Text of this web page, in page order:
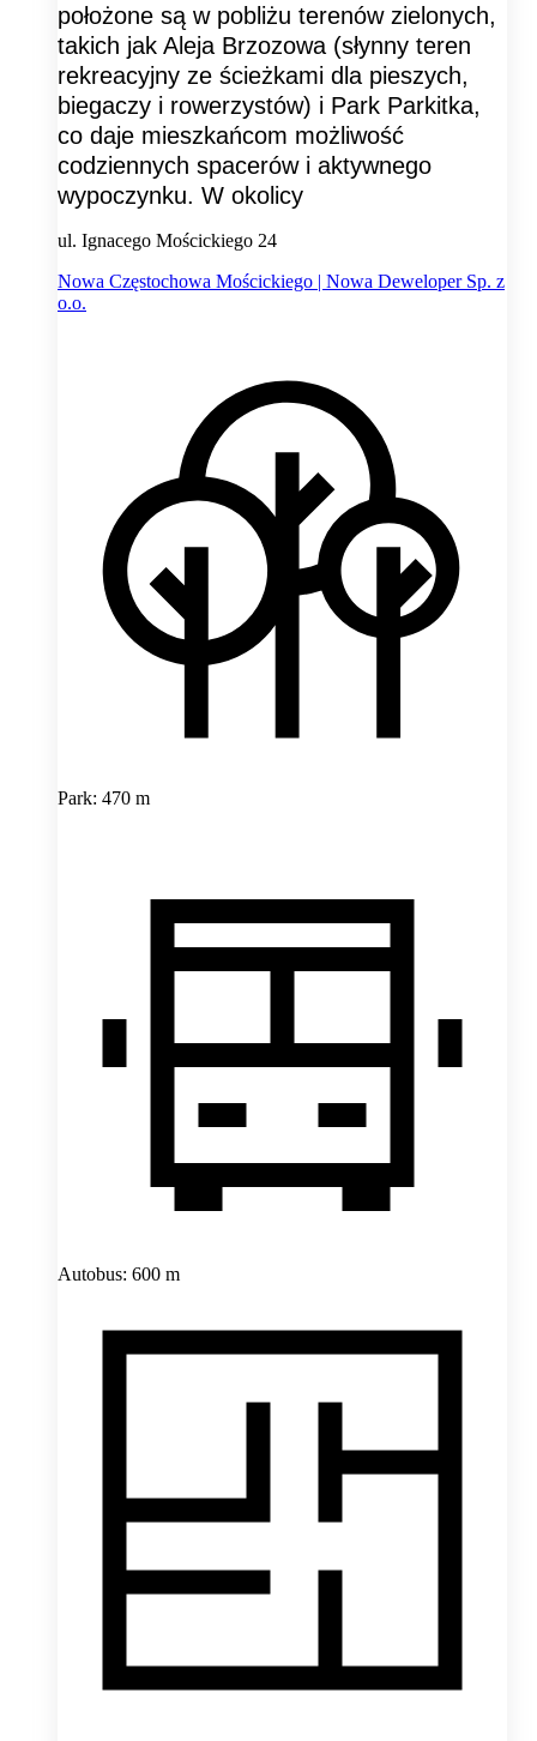
położone są w pobliżu terenów zielonych,
takich jak Aleja Brzozowa (słynny teren
rekreacyjny ze ścieżkami dla pieszych,
biegaczy i rowerzystów) i Park Parkitka,
co daje mieszkańcom możliwość
codziennych spacerów i aktywnego
wypoczynku. W okolicy
ul. Ignacego Mościckiego 24
Nowa Częstochowa Mościckiego | Nowa Deweloper Sp. z
o.o.
Park: 470 m
Autobus: 600 m